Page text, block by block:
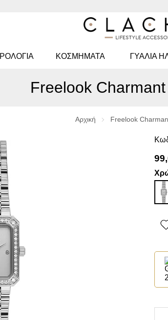
ΡΟΛΌΓΙΑ ΚΟΣΜΉΜΑΤΑ ΓΥΑΛΙΆ
Freelook
Αρχική Freelook